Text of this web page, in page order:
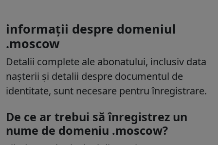
informații despre domeniul
.moscow
Detalii complete ale abonatului, inclusiv data
nașterii și detalii despre documentul de
identitate, sunt necesare pentru înregistrare.
De ce ar trebui să înregistrez un
nume de domeniu .moscow?